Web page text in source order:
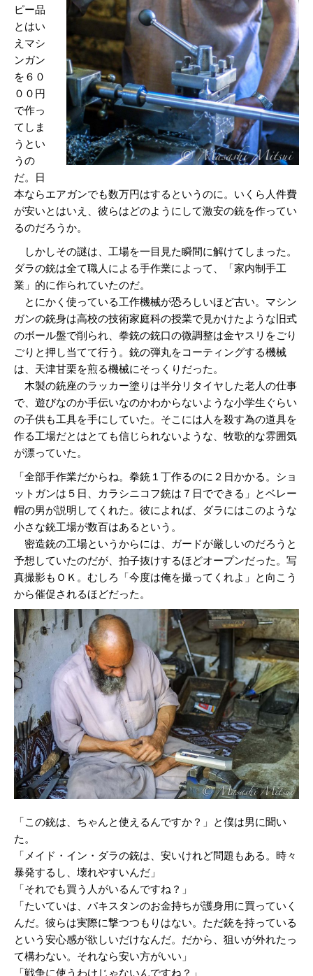
ピー品
とはい
えマシ
ンガン
を６０
００円
で作っ
てしま
うとい
うの
だ。日
本ならエアガンでも数万円はするというのに。いくら人件費
が安いとはいえ、彼らはどのようにして激安の銃を作ってい
るのだろうか。
しかしその謎は、工場を一目見た瞬間に解けてしまった。
ダラの銃は全て職人による手作業によって、「家内制手工
業」的に作られていたのだ。
とにかく使っている工作機械が恐ろしいほど古い。マシン
ガンの銃身は高校の技術家庭科の授業で見かけたような旧式
のボール盤で削られ、拳銃の銃口の微調整は金ヤスリをごり
ごりと押し当てて行う。銃の弾丸をコーティングする機械
は、天津甘栗を煎る機械にそっくりだった。
木製の銃座のラッカー塗りは半分リタイヤした老人の仕事
で、遊びなのか手伝いなのかわからないような小学生ぐらい
の子供も工具を手にしていた。そこには人を殺す為の道具を
作る工場だとはとても信じられないような、牧歌的な雰囲気
が漂っていた。
「全部手作業だからね。拳銃１丁作るのに２日かかる。ショ
ットガンは５日、カラシニコフ銃は７日でできる」とベレー
帽の男が説明してくれた。彼によれば、ダラにはこのような
小さな銃工場が数百はあるという。
密造銃の工場というからには、ガードが厳しいのだろうと
予想していたのだが、拍子抜けするほどオープンだった。写
真撮影もＯＫ。むしろ「今度は俺を撮ってくれよ」と向こう
から催促されるほどだった。
「この銃は、ちゃんと使えるんですか？」と僕は男に聞い
た。
「メイド・イン・ダラの銃は、安いけれど問題もある。時々
暴発するし、壊れやすいんだ」
「それでも買う人がいるんですね？」
「たいていは、パキスタンのお金持ちが護身用に買っていく
んだ。彼らは実際に撃つつもりはない。ただ銃を持っている
という安心感が欲しいだけなんだ。だから、狙いが外れたっ
て構わない。それなら安い方がいい」
「戦争に使うわけじゃないんですね？」